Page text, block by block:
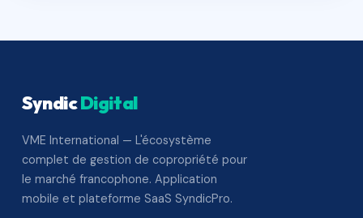
SyndicDigital
VME International — L'écosystème
complet de gestion de copropriété pour
le marché francophone. Application
mobile et plateforme SaaS SyndicPro.